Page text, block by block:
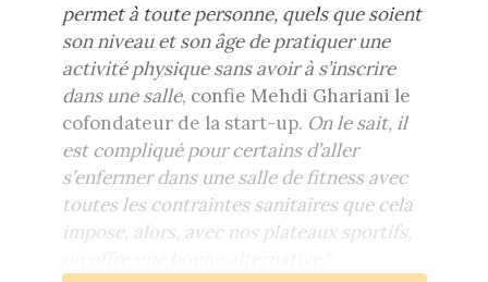
permet à toute personne, quels que soient
son niveau et son âge de pratiquer une
activité physique sans avoir à s’inscrire
dans une salle, confie Mehdi Ghariani le
cofondateur de la start-up. On le sait, il
est compliqué pour certains d’aller
s’enfermer dans une salle de fitness avec
toutes les contraintes sanitaires que cela
impose, alors, avec nos plateaux sportifs,